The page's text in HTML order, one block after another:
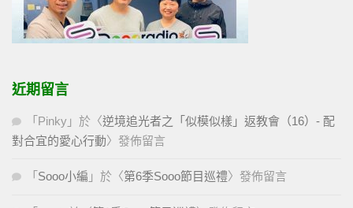
近期留言
「 Pinky 」於〈逆境追光者之「似模似樣」返教會（16）- 配
對合宜的愛心行動〉發佈留言
「 Sooo小編 」於〈第6季Sooo節目巡禮〉發佈留言